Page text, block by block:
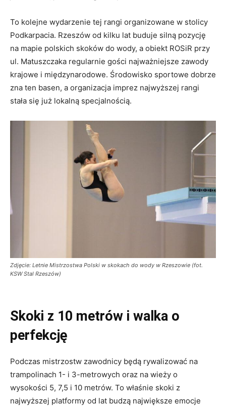
To kolejne wydarzenie tej rangi organizowane w stolicy
Podkarpacia. Rzeszów od kilku lat buduje silną pozycję
na mapie polskich skoków do wody, a obiekt ROSiR przy
ul. Matuszczaka regularnie gości najważniejsze zawody
krajowe i międzynarodowe. Środowisko sportowe dobrze
zna ten basen, a organizacja imprez najwyższej rangi
stała się już lokalną specjalnością.
Zdjęcie: Letnie Mistrzostwa Polski w skokach do wody w Rzeszowie (fot.
KSW Stal Rzeszów)
Skoki z 10 metrów i walka o
perfekcję
Podczas mistrzostw zawodnicy będą rywalizować na
trampolinach 1- i 3-metrowych oraz na wieży o
wysokości 5, 7,5 i 10 metrów. To właśnie skoki z
najwyższej platformy od lat budzą największe emocje